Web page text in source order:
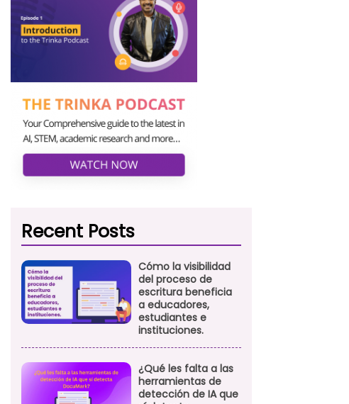
Recent Posts
Cómo la visibilidad
del proceso de
escritura beneficia
a educadores,
estudiantes e
instituciones.
¿Qué les falta a las
herramientas de
detección de IA que